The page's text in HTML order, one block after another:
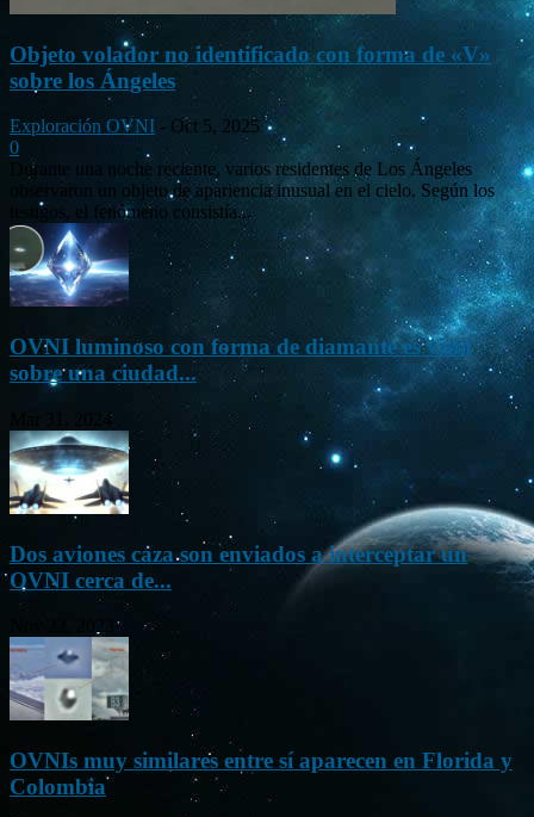
Objeto volador no identificado con forma de «V»
sobre los Ángeles
Exploración OVNI - Oct 5, 2025
0
Durante una noche reciente, varios residentes de Los Ángeles
observaron un objeto de apariencia inusual en el cielo. Según los
testigos, el fenómeno consistía...
OVNI luminoso con forma de diamante es visto
sobre una ciudad...
Mar 31, 2024
Dos aviones caza son enviados a interceptar un
OVNI cerca de...
OVNIs muy similares entre sí aparecen en Florida y
Colombia